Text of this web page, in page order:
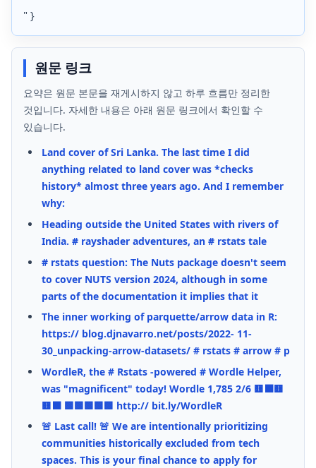
" }
원문 링크
요약은 원문 본문을 재게시하지 않고 하루 흐름만 정리한
것입니다. 자세한 내용은 아래 원문 링크에서 확인할 수
있습니다.
Land cover of Sri Lanka. The last time I did
anything related to land cover was *checks
history* almost three years ago. And I remember
why:
Heading outside the United States with rivers of
India. # rayshader adventures, an # rstats tale
# rstats question: The Nuts package doesn't seem
to cover NUTS version 2024, although in some
parts of the documentation it implies that it
The inner working of parquette/arrow data in R:
https:// blog.djnavarro.net/posts/2022- 11-
30_unpacking-arrow-datasets/ # rstats # arrow # p
WordleR, the # Rstats -powered # Wordle Helper,
was "magnificent" today! Wordle 1,785 2/6 🟨⬛🟨
🟨⬛ 🟩🟩🟩🟩🟩 http:// bit.ly/WordleR
🚨 Last call! 🚨 We are intentionally prioritizing
communities historically excluded from tech
spaces. This is your final chance to apply for